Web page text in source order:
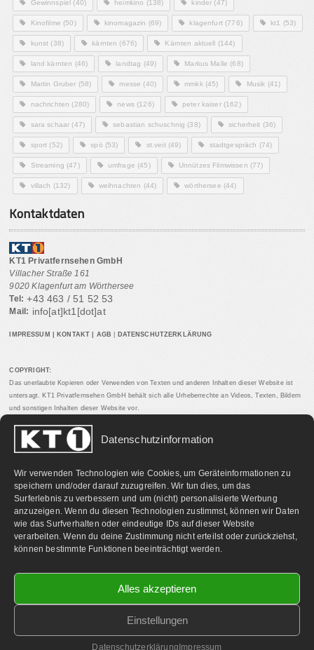
Datenschutzinformation
Wir verwenden Technologien wie Cookies, um Geräteinformationen zu
speichern und/oder darauf zuzugreifen. Wir tun dies, um das
Surferlebnis zu verbessern und um (nicht) personalisierte Werbung
anzuzeigen. Wenn du diesen Technologien zustimmst, können wir Daten
wie das Surfverhalten oder eindeutige IDs auf dieser Website
verarbeiten. Wenn du deine Zustimmung nicht erteilst oder zurückziehst,
können bestimmte Funktionen beeinträchtigt werden.
Alles akzeptieren
Einstellungen
Datenschutzerklärung Impressum
Gewinnspiel (40) heimkino (138) kinder (47)
Kinofilme (50) kinomagazin (69) klagenfurt(776) kt1 (53)
kunst (38) kärnten (676) Kärnten aktuell (144)
land kärnten (46) landtag (49) Markus Malle (68)
Martin Gruber (58) messe (40) mmkk(45) Musik (41)
nachrichten (280) news(126) peter kaiser(162)
sara schaar (47) sebastian schuschnig (38) sicherheit (36)
sport (52) spö (53) st.veit(49) stadtgespräch (74)
Streaming (47) umfrage (45) Unnützes Filmwissen (77)
villach (132) weihnachten (44) wörthersee (44)
Kontaktdaten
KT1 Privatfernsehen GmbH
Villacher Straße 161
9020 Klagenfurt am Wörthersee
Tel: +43 463 / 51 52 53
Mail: info[at]kt1[dot]at
IMPRESSUM KONTAKT AGB DATENSCHUTZERKLÄRUNG
COPYRIGHT:
Das unerlaubte Kopieren oder Verwenden von Texten und anderen Inhalten dieser Website ist
untersagt. KT1 Privatfernsehen GmbH behält sich alle Urheberrechte an Videos, Texten, Bildern
und sonstigen Inhalten dieser Website vor.
PARTNERLINKS:
2026 KT1 Privatfernsehen - Alle Rechte vorbehalten.
Homepage & Webbetreuung DF-Media.at